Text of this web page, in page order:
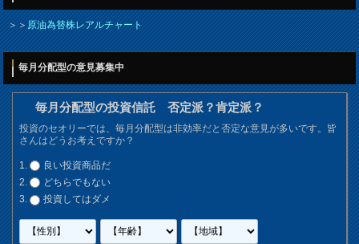
＞＞原油為替株レアルチャート
毎月分配型の意見募集中
毎月分配型の投資信託 否定派？肯定派？
投資のセオリーでは、毎月分配型は非効率だと否定な意見が多いです。皆
さんはどうお考えですか？
良い投資商品だ
どちらでもない
投資してはダメ